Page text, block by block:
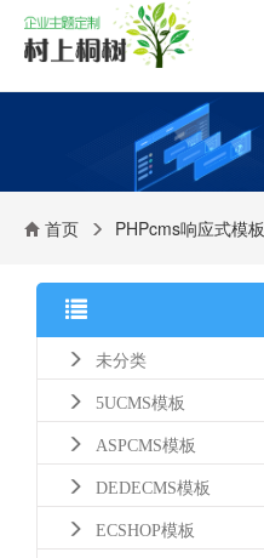
首页 PHPcms响应式模板
未分类
5UCMS模板
ASPCMS模板
DEDECMS模板
ECSHOP模板